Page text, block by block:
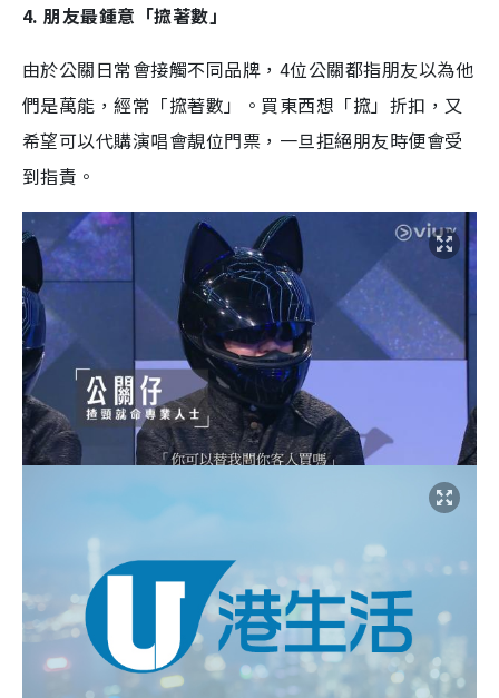
4. 朋友最鍾意「搲著數」
由於公關日常會接觸不同品牌，4位公關都指朋友以為他
們是萬能，經常「搲著數」。買東西想「搲」折扣，又
希望可以代購演唱會靚位門票，一旦拒絕朋友時便會受
到指責。